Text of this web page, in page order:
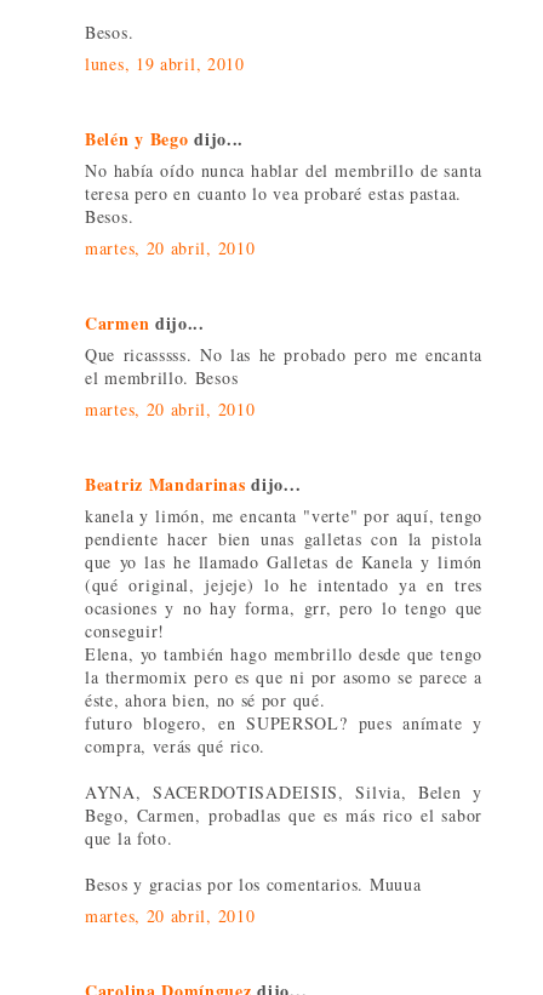
Besos.
lunes, 19 abril, 2010
Belén y Bego dijo...
No había oído nunca hablar del membrillo de santa
teresa pero en cuanto lo vea probaré estas pastaa.
Besos.
martes, 20 abril, 2010
Carmen dijo...
Que ricasssss. No las he probado pero me encanta
el membrillo. Besos
martes, 20 abril, 2010
Beatriz Mandarinas dijo...
kanela y limón, me encanta "verte" por aquí, tengo
pendiente hacer bien unas galletas con la pistola
que yo las he llamado Galletas de Kanela y limón
(qué original, jejeje) lo he intentado ya en tres
ocasiones y no hay forma, grr, pero lo tengo que
conseguir!
Elena, yo también hago membrillo desde que tengo
la thermomix pero es que ni por asomo se parece a
éste, ahora bien, no sé por qué.
futuro blogero, en SUPERSOL? pues anímate y
compra, verás qué rico.
AYNA, SACERDOTISADEISIS, Silvia, Belen y
Bego, Carmen, probadlas que es más rico el sabor
que la foto.
Besos y gracias por los comentarios. Muuua
martes, 20 abril, 2010